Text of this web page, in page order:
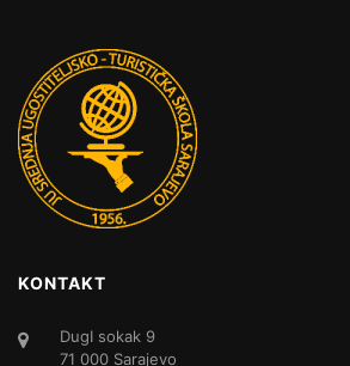
KONTAKT
DugI sokak 9
71 000 Sarajevo